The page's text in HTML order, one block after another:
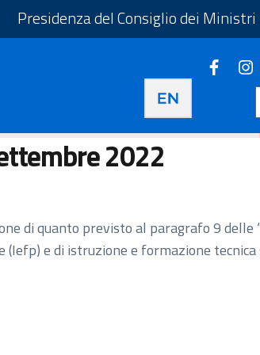
nuova scheda
Presidenza del Consiglio dei Ministri
Apre in una nuova
Apre
2022
di quanto previsto al paragrafo 9 delle
e di istruzione e formazione